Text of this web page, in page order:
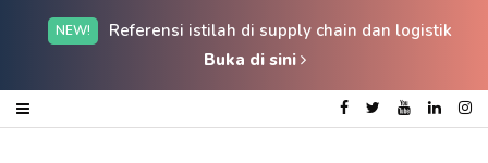
NEW!
Referensi istilah di supply chain dan logistik
Buka di sini